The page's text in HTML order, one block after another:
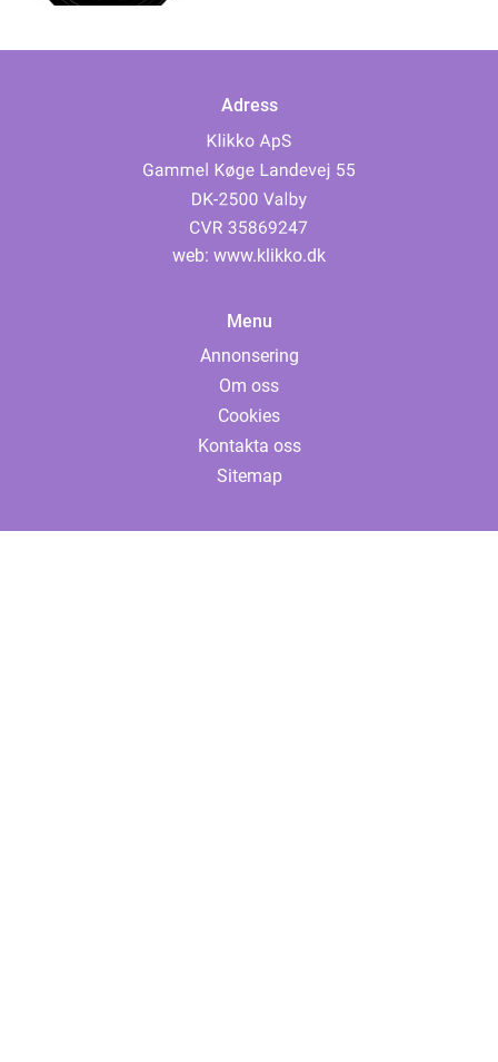
Adress
web: www.klikko.dk
Menu
Annonsering
Om oss
Cookies
Kontakta oss
Sitemap